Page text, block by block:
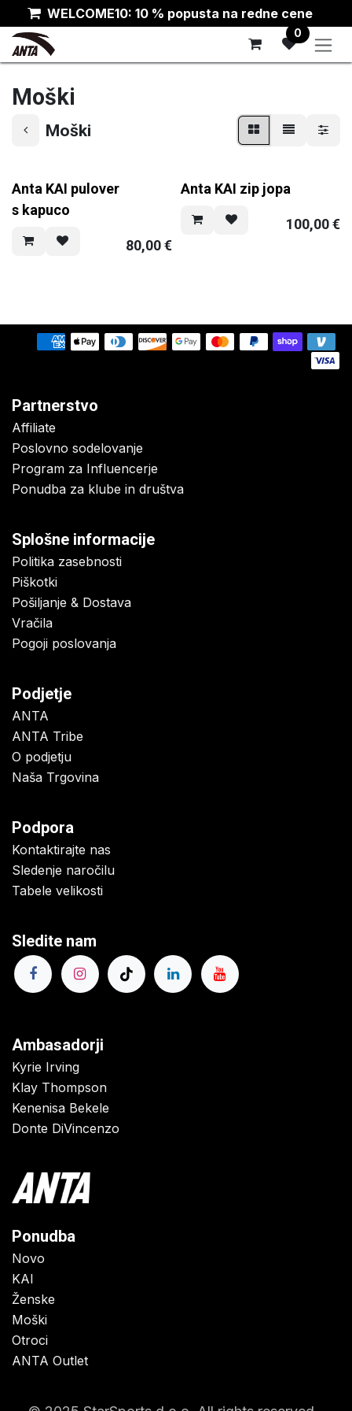
Skip to ContentWELCOME10: 10 % popusta na redne cene
0
Moški
Moški
Anta KAI pulover
s kapuco
80,00€
Anta KAI zip jopa
100,00€
Partnerstvo
Affiliate
Poslovno sodelovanje
Program za Influencerje
Ponudba za klube in društva
Splošne informacije
Politika zasebnosti
Piškotki
Pošiljanje & Dostava
Vračila
Pogoji poslovanja
Podjetje
ANTA
ANTA Tribe
O podjetju
Naša Trgovina
Podpora
Kontaktirajte nas
Sledenje naročilu
Tabele velikosti
Sledite nam
Ambasadorji
Kyrie Irving
Klay Thompson
Kenenisa Bekele
Donte DiVincenzo
Ponudba
Novo
KAI
Ženske
Moški
Otroci
ANTA Outlet